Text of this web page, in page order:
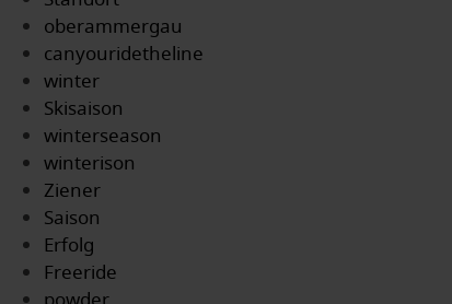
oberammergau
canyouridetheline
winter
Skisaison
winterseason
winterison
Ziener
Saison
Erfolg
Freeride